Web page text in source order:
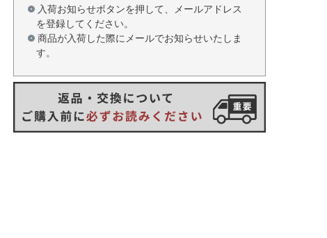
入荷お知らせボタンを押して、メールアドレス
を登録してください。
商品が入荷した際にメールでお知らせいたしま
す。